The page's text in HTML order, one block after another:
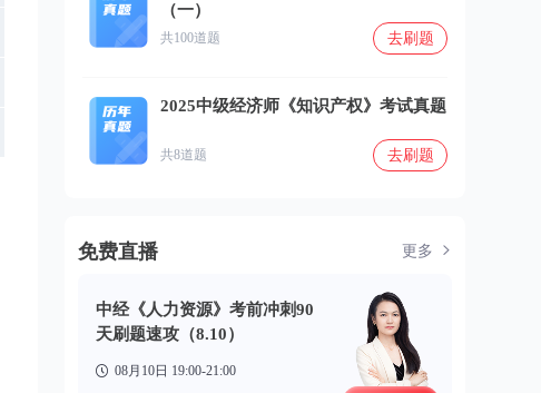
（一）
共100道题 去刷题
2025中级经济师《知识产权》考试真题
共8道题 去刷题
免费直播 更多
中经《人力资源》考前冲刺90
天刷题速攻（8.10）
08月10日 19:00-21:00